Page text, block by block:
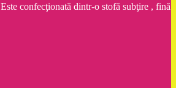
Este confecţionată dintr-o stofă subţire , fină